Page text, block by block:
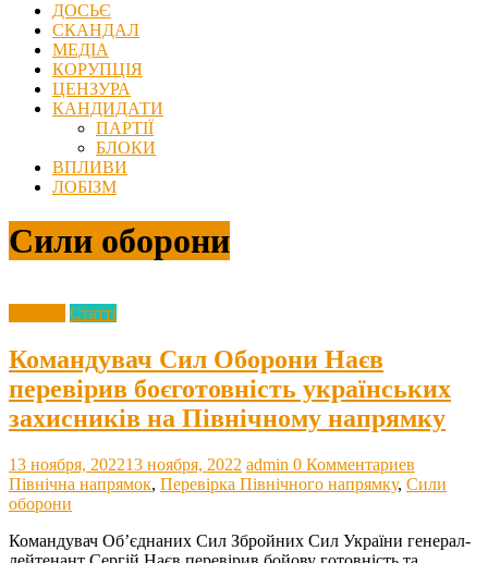
ДОСЬЄ
СКАНДАЛ
МЕДІА
КОРУПЦІЯ
ЦЕНЗУРА
КАНДИДАТИ
ПАРТІЇ
БЛОКИ
ВПЛИВИ
ЛОБІЗМ
Сили оборони
Статті
Командувач Сил Оборони Наєв
перевірив боєготовність українських
захисників на Північному напрямку
13 ноября, 202213 ноября, 2022 admin 0 Комментариев
Північна напрямок, Перевірка Північного напрямку, Сили
оборони
Командувач Об’єднаних Сил Збройних Сил України генерал-